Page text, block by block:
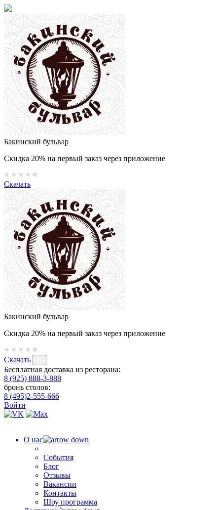
Бакинский бульвар
Скидка 20% на первый заказ через приложение
Скачать
Бакинский бульвар
Скидка 20% на первый заказ через приложение
Скачать
Бесплатная доставка из ресторана:
8 (925) 888-3-888
бронь столов:
8 (495)2-555-666
Войти
О нас
События
Блог
Отзывы
Вакансии
Контакты
Шоу программа